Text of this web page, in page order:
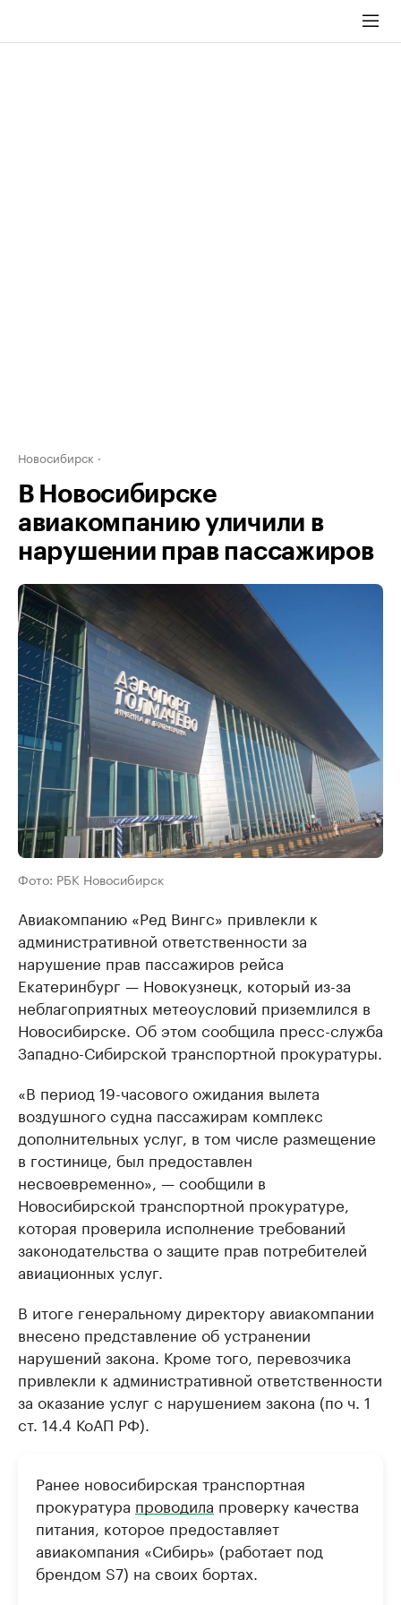
Новосибирск
В Новосибирске
авиакомпанию уличили в
нарушении прав пассажиров
Фото: РБК Новосибирск
Авиакомпанию «Ред Вингс» привлекли к
административной ответственности за
нарушение прав пассажиров рейса
Екатеринбург — Новокузнецк, который из-за
неблагоприятных метеоусловий приземлился в
Новосибирске. Об этом сообщила пресс-служба
Западно-Сибирской транспортной прокуратуры.
«В период 19-часового ожидания вылета
воздушного судна пассажирам комплекс
дополнительных услуг, в том числе размещение
в гостинице, был предоставлен
несвоевременно», — сообщили в
Новосибирской транспортной прокуратуре,
которая проверила исполнение требований
законодательства о защите прав потребителей
авиационных услуг.
В итоге генеральному директору авиакомпании
внесено представление об устранении
нарушений закона. Кроме того, перевозчика
привлекли к административной ответственности
за оказание услуг с нарушением закона (по ч. 1
ст. 14.4 КоАП РФ).
Ранее новосибирская транспортная
прокуратура проводила проверку качества
питания, которое предоставляет
авиакомпания «Сибирь» (работает под
брендом S7) на своих бортах.